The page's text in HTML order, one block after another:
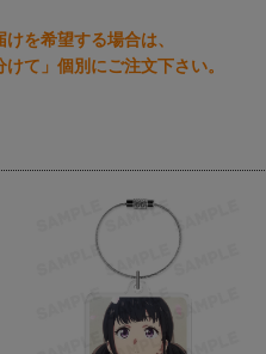
を希望する場合は、
て」個別にご注文下さい。